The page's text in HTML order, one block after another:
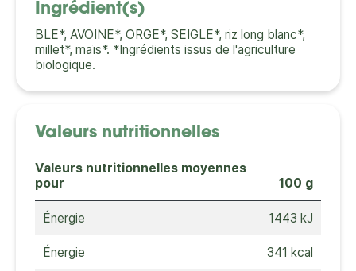
Ingrédient(s)
BLE*, AVOINE*, ORGE*, SEIGLE*, riz long blanc*,
millet*, maïs*. *Ingrédients issus de l'agriculture
biologique.
Valeurs nutritionnelles
Valeurs nutritionnelles moyennes
pour
100 g
Énergie 1443 kJ
Énergie 341 kcal